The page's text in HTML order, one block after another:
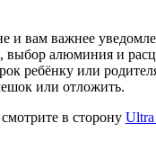
и вам важнее
выбор алюминия и
ребёнку или
или отложить.
в сторону